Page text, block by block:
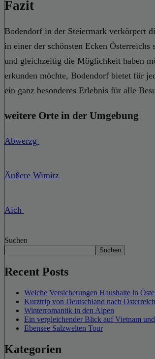
Fazit
Bodendorf in der Steiermark verkörpert
in einer der schönsten Ecken
und gleichzeitig die Möglichkeit haben
erkunden möchte, Bodendorf bietet für
ein ganz besonderes Erlebnis für alle
weitere Orte in der Umgebung
Abwerzg
Äußere Wimitz
Aich
Suchen
Suchen
Recent Posts
Welche Versicherungen Haushalte in
Kurztrip von Deutschland nach
Winterromantik in den Alpen
Ein vergleichender Blick auf Vietnam
Ebensee Salzwelten Tour
Kategorien